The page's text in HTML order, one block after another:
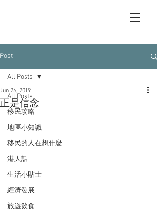
Post
All Posts
移民攻略
地區小知識
移民的人在想什麼
港人話
生活小貼士
經濟發展
旅遊飲食
All Posts
正是信念
Jun 26, 2019